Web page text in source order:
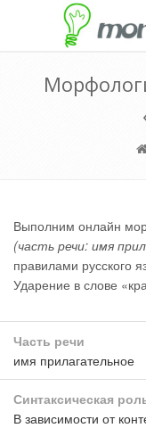
Выполним онлайн
(часть речи: имя
правилами русского
Ударение в слове
Часть речи
имя прилагательное
Синтаксическая
В зависимости от